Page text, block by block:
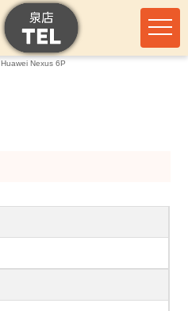
Huawei Nexus 6P